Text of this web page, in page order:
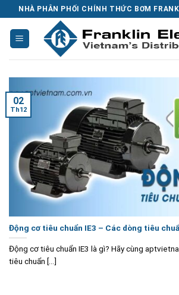
to
content
NHÀ PHÂN PHỐI CHÍNH THỨC BƠM
Động cơ tiêu chuẩn IE3 – Các dòng tiêu
Động cơ tiêu chuẩn IE3 là gì? Hãy cùng
tiêu chuẩn [...]
02
Th12